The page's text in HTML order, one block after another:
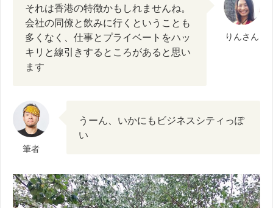
りんさん
それは香港の特徴かもしれませんね。
会社の同僚と飲みに行くということも
多くなく、仕事とプライベートをハッ
キリと線引きするところがあると思い
ます
筆者
うーん、いかにもビジネスシティっぽ
い